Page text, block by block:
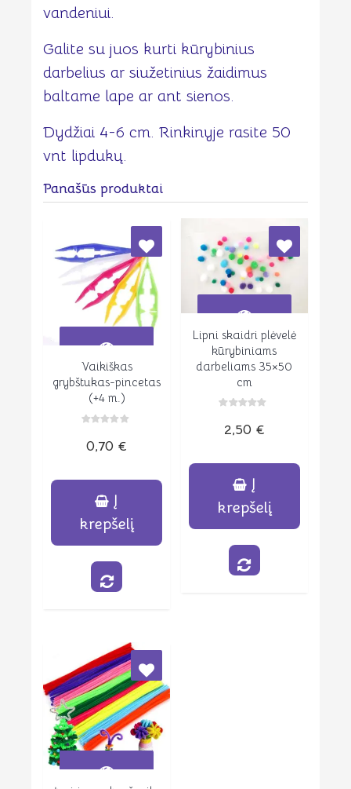
vandeniui.
Galite su juos kurti kūrybinius
darbelius ar siužetinius žaidimus
baltame lape ar ant sienos.
Dydžiai 4-6 cm. Rinkinyje rasite 50
vnt lipdukų.
Panašūs produktai
Peržiūrėti
Vaikiškas
grybštukas-pincetas
(+4 m.)
iš0,70 €
Į
krepšelį
Peržiūrėti
Lipni skaidri plėvelė
kūrybiniams
darbeliams 35×50
cm
iš2,50 €
Į
krepšelį